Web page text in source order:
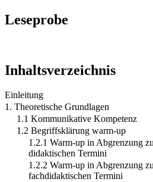
Leseprobe
Inhaltsverzeichnis
Einleitung
1. Theoretische Grundlagen
1.1 Kommunikative Kompetenz
1.2 Begriffsklärung warm-up
1.2.1 Warm-up in Abgrenzung
didaktischen Termini
1.2.2 Warm-up in Abgrenzung
fachdidaktischen Termini